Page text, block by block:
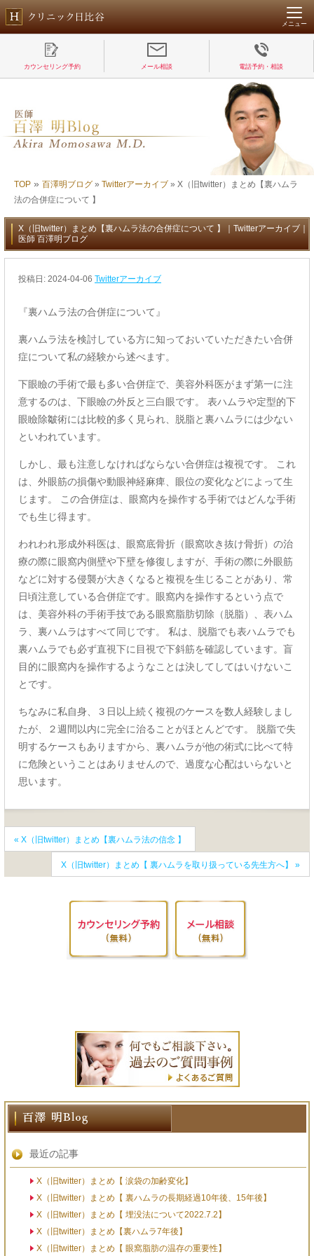
メニュー
カウンセリング予約 メール相談 電話予約・相談
TOP » 百澤明ブログ » Twitterアーカイブ » X（旧twitter）まとめ【裏ハムラ
法の合併症について 】
X（旧twitter）まとめ【裏ハムラ法の合併症について 】｜Twitterアーカイブ｜
医師 百澤明ブログ
投稿日: 2024-04-06 Twitterアーカイブ
『裏ハムラ法の合併症について』
裏ハムラ法を検討している方に知っておいていただきたい合併
症について私の経験から述べます。
下眼瞼の手術で最も多い合併症で、美容外科医がまず第一に注
意するのは、下眼瞼の外反と三白眼です。 表ハムラや定型的下
眼瞼除皺術には比較的多く見られ、脱脂と裏ハムラには少ない
といわれています。
しかし、最も注意しなければならない合併症は複視です。 これ
は、外眼筋の損傷や動眼神経麻痺、眼位の変化などによって生
じます。 この合併症は、眼窩内を操作する手術ではどんな手術
でも生じ得ます。
われわれ形成外科医は、眼窩底骨折（眼窩吹き抜け骨折）の治
療の際に眼窩内側壁や下壁を修復しますが、手術の際に外眼筋
などに対する侵襲が大きくなると複視を生じることがあり、常
日頃注意している合併症です。眼窩内を操作するという点で
は、美容外科の手術手技である眼窩脂肪切除（脱脂）、表ハム
ラ、裏ハムラはすべて同じです。 私は、脱脂でも表ハムラでも
裏ハムラでも必ず直視下に目視で下斜筋を確認しています。盲
目的に眼窩内を操作するようなことは決してしてはいけないこ
とです。
ちなみに私自身、３日以上続く複視のケースを数人経験しまし
たが、２週間以内に完全に治ることがほとんどです。 脱脂で失
明するケースもありますから、裏ハムラが他の術式に比べて特
に危険ということはありませんので、過度な心配はいらないと
思います。
« X（旧twitter）まとめ【裏ハムラ法の信念 】
X（旧twitter）まとめ【 裏ハムラを取り扱っている先生方へ】 »
最近の記事
X（旧twitter）まとめ【 涙袋の加齢変化】
X（旧twitter）まとめ【 裏ハムラの長期経過10年後、15年後】
X（旧twitter）まとめ【 埋没法について2022.7.2】
X（旧twitter）まとめ【裏ハムラ7年後】
X（旧twitter）まとめ【 眼窩脂肪の温存の重要性】